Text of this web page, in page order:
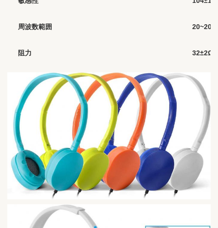
周波数範囲
阻力 32±2Ω